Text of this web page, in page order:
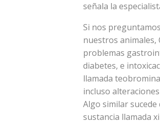
señala la
Si nos
nuestros animales,
problemas
diabetes, e
llamada
incluso
Algo similar
sustancia llamada